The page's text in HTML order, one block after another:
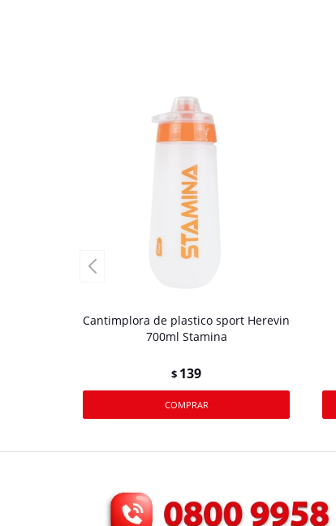
Cantimplora de plastico sport Herevin
700ml Stamina
$ 139